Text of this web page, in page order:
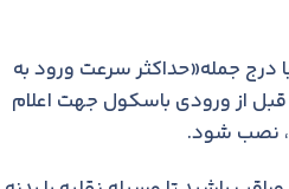
درج جمله«حداكثر سرعت ورود به
قبل از ورودی باسكول جهت اعلام
نصب شود.